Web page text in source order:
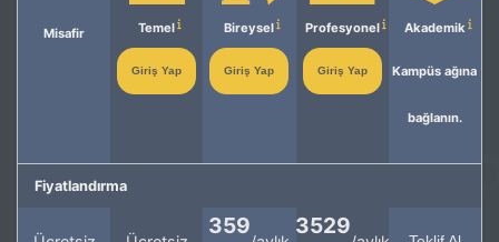
Misafir Temel
Giriş Yap
Bireysel
Giriş Yap
Profesyonel
Giriş Yap
Akademik
Kampüs ağına
bağlanın.
Fiyatlandırma
359
3529